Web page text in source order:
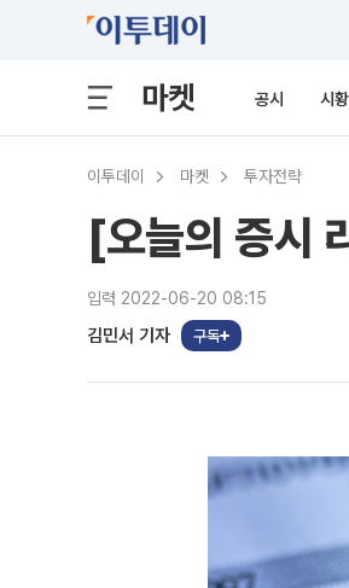
마켓 공시 시황
이투데이 마켓 투자전략
[오늘의 증시
입력 2022-06-20 08:15
김민서 기자 구독